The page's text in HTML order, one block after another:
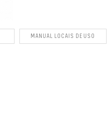
MANUAL LOCAIS DE USO